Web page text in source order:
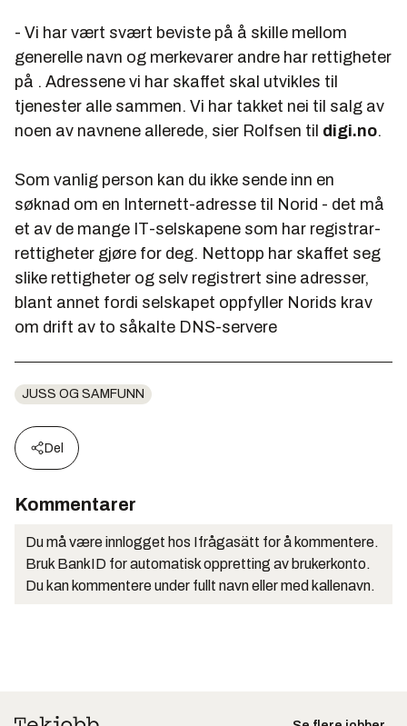
- Vi har vært svært beviste på å skille mellom
generelle navn og merkevarer andre har rettigheter
på . Adressene vi har skaffet skal utvikles til
tjenester alle sammen. Vi har takket nei til salg av
noen av navnene allerede, sier Rolfsen til digi.no.
Som vanlig person kan du ikke sende inn en
søknad om en Internett-adresse til Norid - det må
et av de mange IT-selskapene som har registrar-
rettigheter gjøre for deg. Nettopp har skaffet seg
slike rettigheter og selv registrert sine adresser,
blant annet fordi selskapet oppfyller Norids krav
om drift av to såkalte DNS-servere
JUSS OG SAMFUNN
Del
Kommentarer
Du må være innlogget hos Ifrågasätt for å kommentere.
Bruk BankID for automatisk oppretting av brukerkonto.
Du kan kommentere under fullt navn eller med kallenavn.